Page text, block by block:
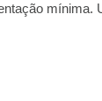
mínima.